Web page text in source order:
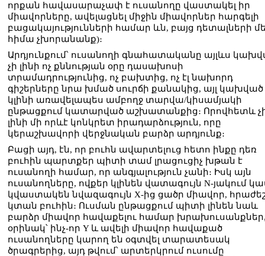
որքան հավասարաչափ է ուսանողը վաստակել իր
միավորները, ավելացնել միջին միավորներ հարգելի
բացակայությունների համար ևն, բայց դետալների
հիմա չխորանանք)։
Արդյունքում՝ ուսանողի գնահատականը այլևս
չի լինի ոչ քննության օրը դասախոսի
տրամադրությունից, ոչ բախտից, ոչ էլ նախորդ
գիշերները նրա խմած սուրճի քանակից, այլ կախված
կլինի առավելապես ամբողջ տարվա/կիսամյակի
ընթացքում կատարված աշխատանքից։ Որովհետև
լինի մի որևէ կոնկրետ իրադարձություն, որը
կերաշխավորի վերջնական բարձր արդյունք։
Բացի այդ, էն, որ բուհն ավարտելուց հետո ինքը դեռ
բուհին պարտքեր պիտի տամ լրացուցիչ խթան է
ուսանողի համար, որ անգյալություն չանի։ Իսկ այն
ուսանողները, ովքեր կլինեն վատագույն N-յակում
կվաստակեն նվազագույն X-ից ցածր միավոր,
կտան բուհին։ Ուսման ընթացքում պիտի լինեն նաև
բարձր միավոր հավաքելու համար
օրինակ՝ ինչ-որ Y և ավելի միավոր հավաքած
ուսանողները կարող են օգտվել տարատեսակ
ծրագրերից, այդ թվում՝ արտերկրում ուսումը